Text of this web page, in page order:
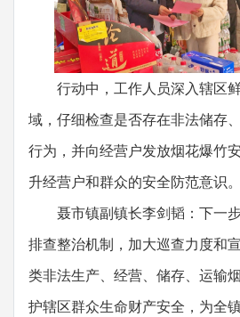
行动中，工作人员深入辖区鲜
域，仔细检查是否存在非法储存
行为，并向经营户发放烟花爆竹
升经营户和群众的安全防范意识。
聂市镇副镇长李剑韬：下一步
排查整治机制，加大巡查力度和
类非法生产、经营、储存、运输
护辖区群众生命财产安全，为全